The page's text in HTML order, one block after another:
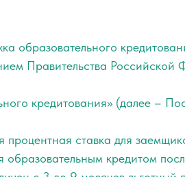
образовательного
Правительства Российской
кредитования» (далее –
ставка для
образовательным кредитом